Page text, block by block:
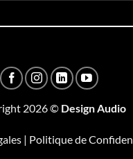
2026 © Design Audio
| Politique de